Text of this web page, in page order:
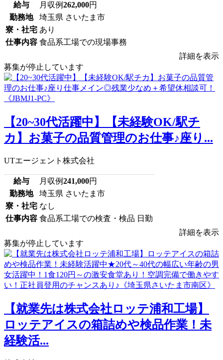
給与 月収例262,000円
勤務地
埼玉県 さいたま市
寮・社宅 あり
仕事内容 食品系工場での現場事務
詳細を表示
募集が停止しています
【20~30代活躍中】【未経験OK/駅チ
カ】お菓子の品質管理のお仕事♪座り...
UTエージェント株式会社
給与 月収例241,000円
勤務地
埼玉県 さいたま市
寮・社宅 なし
仕事内容 食品系工場での検査・検品 日勤
詳細を表示
募集が停止しています
【就業先は株式会社ロッテ浦和工場】
ロッテアイスの箱詰めや検品作業！未
経験活...